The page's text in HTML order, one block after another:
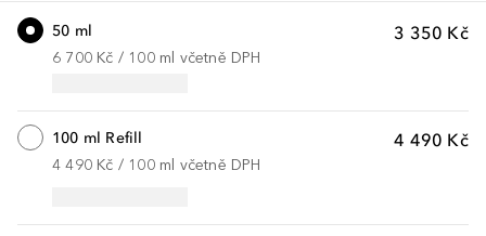
3 350 Kč
50 ml
6 700 Kč / 100 ml včetně DPH
4 490 Kč
100 ml Refill
4 490 Kč / 100 ml včetně DPH